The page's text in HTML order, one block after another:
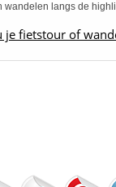
wandelen langs de
je fietstour of